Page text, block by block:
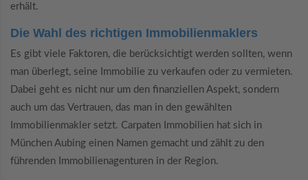
erhält.
Die Wahl des richtigen Immobilienmaklers
Es gibt viele Faktoren, die berücksichtigt werden sollten, wenn
man überlegt, seine Immobilie zu verkaufen oder zu vermieten.
Dabei geht es nicht nur um den finanziellen Aspekt, sondern
auch um das Vertrauen, das man in den gewählten
Immobilienmakler setzt. Carpaten Immobilien hat sich in
München Aubing einen Namen gemacht und zählt zu den
führenden Immobilienagenturen in der Region.